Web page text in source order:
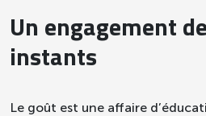
Un engagement
instants
Le goût est une affaire